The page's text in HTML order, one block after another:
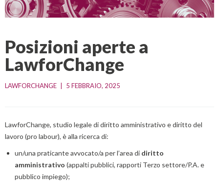
Posizioni aperte a
LawforChange
LAWFORCHANGE | 5 FEBBRAIO, 2025
LawforChange, studio legale di diritto amministrativo e diritto del
lavoro (pro labour), è alla ricerca di:
un/una praticante avvocato/a per l’area di diritto
amministrativo (appalti pubblici, rapporti Terzo settore/P.A. e
pubblico impiego);